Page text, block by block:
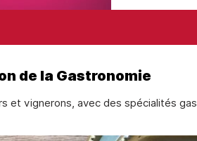
de la Gastronomie
et vignerons, avec des spécialités